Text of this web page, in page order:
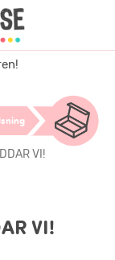
VI!
VI!